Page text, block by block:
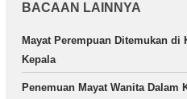
BACAAN LAINNYA
Mayat Perempuan Ditemukan di
Kepala
Penemuan Mayat Wanita Dalam